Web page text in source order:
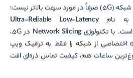
پیوند میان VoIP و نسل پنجم شبکه (5G) صرفاً در مورد سرعت بالاتر نیست؛
به نامUltra-Reliable Low-Latency
با تکنولوژی Network Slicing
در 5G،
اختصاصی از شبکه را فقط به ترافیک ویپ
ساعات هم، کیفیت تماس ذره‌ای افت